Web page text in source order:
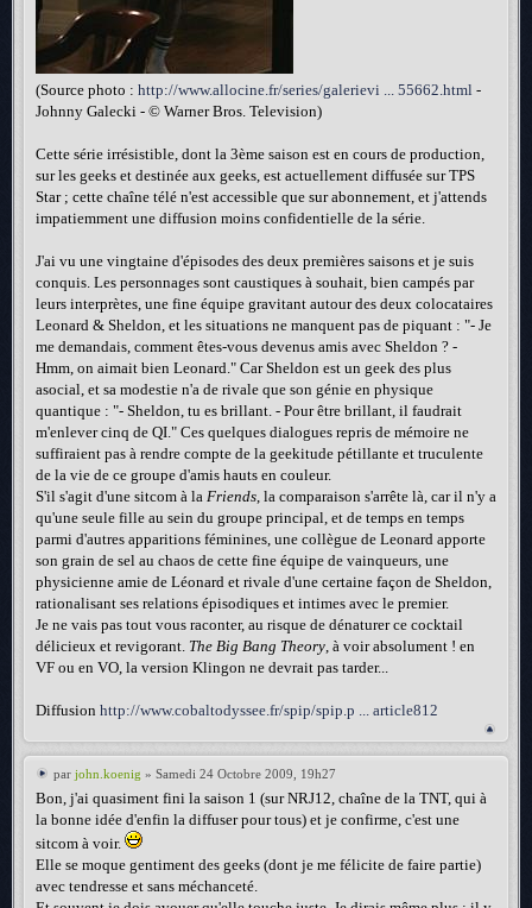
(Source photo : http://www.allocine.fr/series/galerievi ... 55662.html -
Johnny Galecki - © Warner Bros. Television)
Cette série irrésistible, dont la 3ème saison est en cours de production,
sur les geeks et destinée aux geeks, est actuellement diffusée sur TPS
Star ; cette chaîne télé n'est accessible que sur abonnement, et j'attends
impatiemment une diffusion moins confidentielle de la série.
J'ai vu une vingtaine d'épisodes des deux premières saisons et je suis
conquis. Les personnages sont caustiques à souhait, bien campés par
leurs interprètes, une fine équipe gravitant autour des deux colocataires
Leonard & Sheldon, et les situations ne manquent pas de piquant : "- Je
me demandais, comment êtes-vous devenus amis avec Sheldon ? -
Hmm, on aimait bien Leonard." Car Sheldon est un geek des plus
asocial, et sa modestie n'a de rivale que son génie en physique
quantique : "- Sheldon, tu es brillant. - Pour être brillant, il faudrait
m'enlever cinq de QI." Ces quelques dialogues repris de mémoire ne
suffiraient pas à rendre compte de la geekitude pétillante et truculente
de la vie de ce groupe d'amis hauts en couleur.
S'il s'agit d'une sitcom à la Friends, la comparaison s'arrête là, car il n'y a
qu'une seule fille au sein du groupe principal, et de temps en temps
parmi d'autres apparitions féminines, une collègue de Leonard apporte
son grain de sel au chaos de cette fine équipe de vainqueurs, une
physicienne amie de Léonard et rivale d'une certaine façon de Sheldon,
rationalisant ses relations épisodiques et intimes avec le premier.
Je ne vais pas tout vous raconter, au risque de dénaturer ce cocktail
délicieux et revigorant. The Big Bang Theory, à voir absolument ! en
VF ou en VO, la version Klingon ne devrait pas tarder...
Diffusion http://www.cobaltodyssee.fr/spip/spip.p ... article812
par john.koenig » Samedi 24 Octobre 2009, 19h27
Bon, j'ai quasiment fini la saison 1 (sur NRJ12, chaîne de la TNT, qui à
la bonne idée d'enfin la diffuser pour tous) et je confirme, c'est une
sitcom à voir.
Elle se moque gentiment des geeks (dont je me félicite de faire partie)
avec tendresse et sans méchanceté.